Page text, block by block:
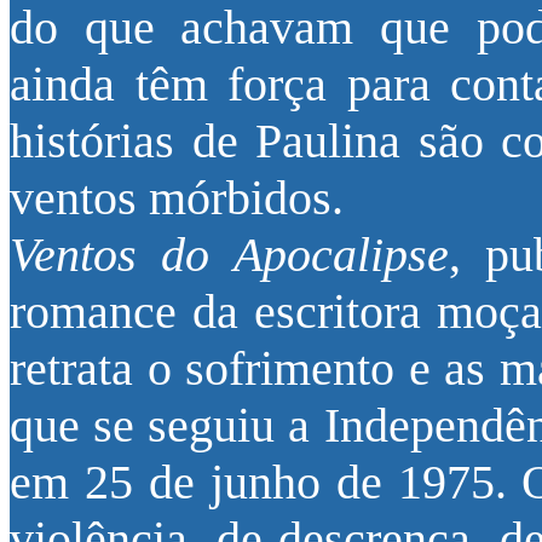
do que achavam que
ainda têm força para
histórias de Paulina são
ventos mórbidos.
Ventos do Apocalipse,
romance da escritora
retrata o sofrimento e as
que se seguiu a
em 25 de junho de 1975.